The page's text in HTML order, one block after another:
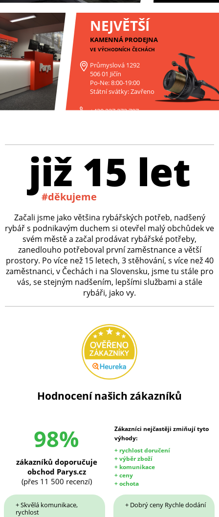
NEJVĚTŠÍ
KAMENNÁ PRODEJNA
VE VÝCHODNÍCH ČECHÁCH
Průmyslová 1292
506 01 Jičín
Po-Ne: 8:00-19:00
Státní svátky: Zavřeno
+420 227 272 797
již 15 let
#děkujeme
Začali jsme jako většina rybářských potřeb, nadšený
rybář s podnikavým duchem si otevřel malý obchůdek ve
svém městě a začal prodávat rybářské potřeby,
zanedlouho potřeboval první zaměstnance a větší
prostory. Po více než 15 letech, 3 stěhování, s více než 40
zaměstnanci, v Čechách i na Slovensku, jsme tu stále pro
vás, se stejným nadšením, lepšími službami a stále
rybáři, jako vy.
Hodnocení našich zákazníků
98%
Zákazníci nejčastěji zmiňují tyto
výhody:
+ rychlost doručení
+ výběr zboží
+ komunikace
+ ceny
+ ochota
zákazníků doporučuje
obchod Parys.cz
(přes 11 500 recenzí)
+ Skvělá komunikace,
rychlost
+ Dobrý ceny Rychle dodání